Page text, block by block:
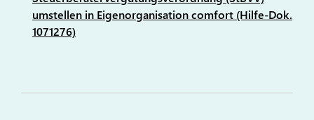
umstellen in Eigenorganisation comfort (Hilfe-Dok.
1071276)